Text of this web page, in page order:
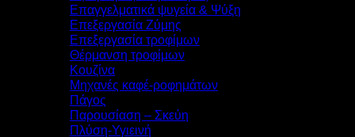
Επαγγελματικά ψυγεία & Ψύξη
Επεξεργασία Ζύμης
Επεξεργασία τροφίμων
Θέρμανση τροφίμων
Κουζίνα
Μηχανές καφέ-ροφημάτων
Πάγος
Παρουσίαση – Σκεύη
Πλύση-Υγιεινή